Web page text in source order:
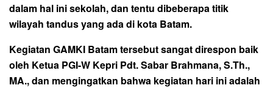
dalam hal ini sekolah, dan tentu dibeberapa titik
wilayah tandus yang ada di kota Batam.
Kegiatan GAMKI Batam tersebut sangat direspon baik
oleh Ketua PGI-W Kepri Pdt. Sabar Brahmana, S.Th.,
MA., dan mengingatkan bahwa kegiatan hari ini adalah